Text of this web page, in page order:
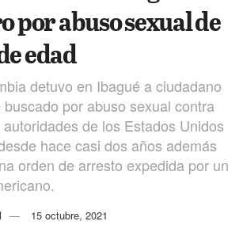
por abuso sexual de
edad
detuvo en Ibagué a ciudadano
por abuso sexual contra
de los Estados Unidos
hace casi dos años además
orden de arresto expedida por un
15 octubre, 2021